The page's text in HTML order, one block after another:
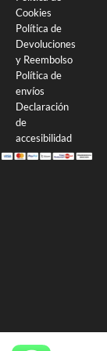
Cookies
Política de
Devoluciones
y Reembolso
Política de
envíos
Declaración
de
accesibilidad